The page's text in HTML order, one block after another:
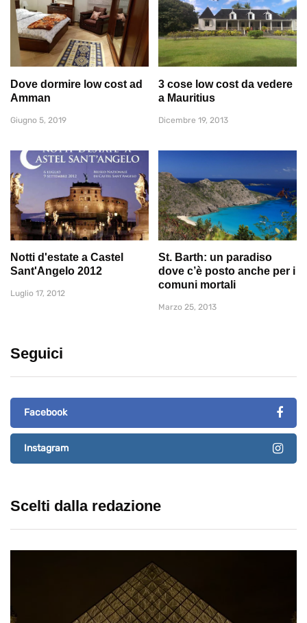
Dove dormire low cost ad
Amman
Giugno 5, 2019
3 cose low cost da vedere
a Mauritius
Dicembre 19, 2013
Notti d'estate a Castel
Sant'Angelo 2012
Luglio 17, 2012
St. Barth: un paradiso
dove c’è posto anche per i
comuni mortali
Marzo 25, 2013
Seguici
Facebook
Instagram
Scelti dalla redazione